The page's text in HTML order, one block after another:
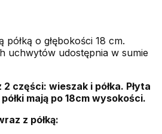
o głębokości 18 cm.
uchwytów udostępnia w sumie
części: wieszak i półka. Płyta
mają po 18cm wysokości.
z półką: